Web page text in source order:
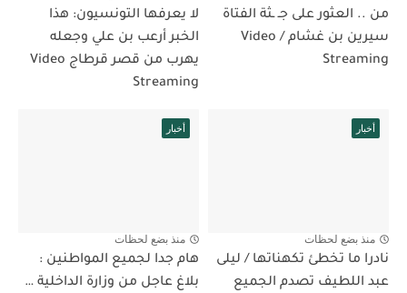
من .. العثور على جـ ـثة الفتاة
سيرين بن غشام / Video
Streaming
لا يعرفها التونسيون: هذا
الخبر أرعب بن علي وجعله
يهرب من قصر قرطاج Video
Streaming
أخبار
منذ بضع لحظات
نادرا ما تخطئ تكهناتها / ليلى
عبد اللطيف تصدم الجميع
أخبار
منذ بضع لحظات
هام جدا لجميع المواطنين :
بلاغ عاجل من وزارة الداخلية …